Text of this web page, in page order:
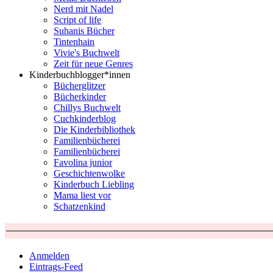
Nerd mit Nadel
Script of life
Suhanis Bücher
Tintenhain
Vivie's Buchwelt
Zeit für neue Genres
Kinderbuchblogger*innen
Bücherglitzer
Bücherkinder
Chillys Buchwelt
Cuchkinderblog
Die Kinderbibliothek
Familienbücherei
Familienbücherei
Favolina junior
Geschichtenwolke
Kinderbuch Liebling
Mama liest vor
Schatzenkind
Anmelden
Eintrags-Feed